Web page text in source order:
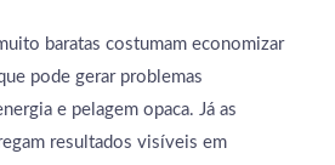
baratas costumam economizar
pode gerar problemas
e pelagem opaca. Já as
resultados visíveis em